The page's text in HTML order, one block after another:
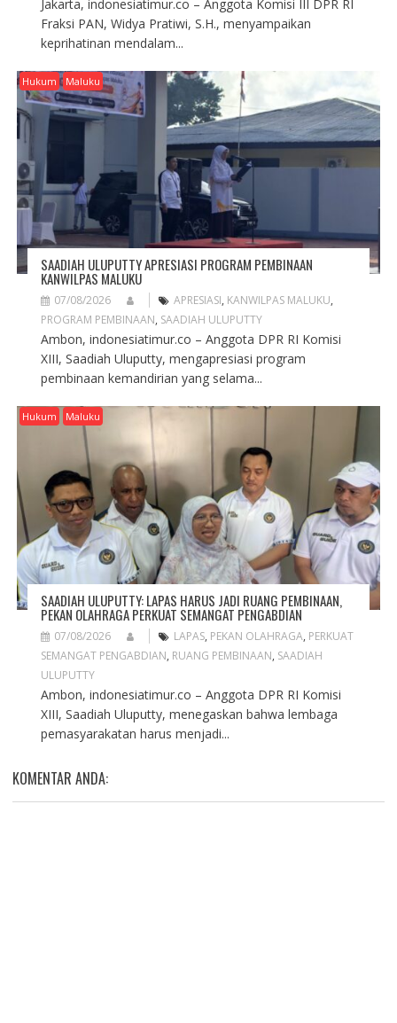
Jakarta, indonesiatimur.co – Anggota Komisi III DPR RI
Fraksi PAN, Widya Pratiwi, S.H., menyampaikan
keprihatinan mendalam...
Hukum Maluku
SAADIAH ULUPUTTY APRESIASI PROGRAM PEMBINAAN
KANWILPAS MALUKU
07/08/2026 APRESIASI, KANWILPAS MALUKU,
PROGRAM PEMBINAAN, SAADIAH ULUPUTTY
Ambon, indonesiatimur.co – Anggota DPR RI Komisi
XIII, Saadiah Uluputty, mengapresiasi program
pembinaan kemandirian yang selama...
Hukum Maluku
SAADIAH ULUPUTTY: LAPAS HARUS JADI RUANG PEMBINAAN,
PEKAN OLAHRAGA PERKUAT SEMANGAT PENGABDIAN
07/08/2026 LAPAS, PEKAN OLAHRAGA, PERKUAT
SEMANGAT PENGABDIAN, RUANG PEMBINAAN, SAADIAH
ULUPUTTY
Ambon, indonesiatimur.co – Anggota DPR RI Komisi
XIII, Saadiah Uluputty, menegaskan bahwa lembaga
pemasyarakatan harus menjadi...
KOMENTAR ANDA: